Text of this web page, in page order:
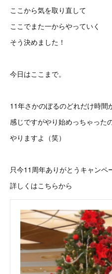
ここから気を取り直して
ここでまた一からやっていく
そう決めました！
今日はここまで。
11年さかのぼるのどれだけ時間
感じですがやり始めっちゃった
やりますよ（笑）
只今11周年ありがとうキャンペ
詳しくはこちらから